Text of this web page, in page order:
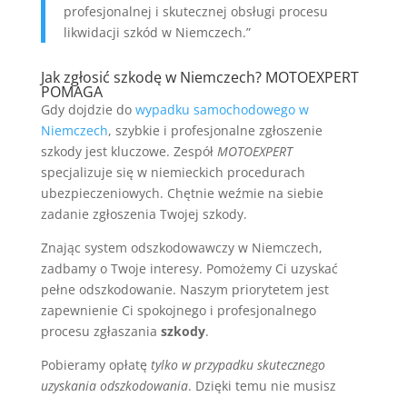
profesjonalnej i skutecznej obsługi procesu
likwidacji szkód w Niemczech.”
Jak zgłosić szkodę w Niemczech? MOTOEXPERT
POMAGA
Gdy dojdzie do wypadku samochodowego w
Niemczech, szybkie i profesjonalne zgłoszenie
szkody jest kluczowe. Zespół MOTOEXPERT
specjalizuje się w niemieckich procedurach
ubezpieczeniowych. Chętnie weźmie na siebie
zadanie zgłoszenia Twojej szkody.
Znając system odszkodowawczy w Niemczech,
zadbamy o Twoje interesy. Pomożemy Ci uzyskać
pełne odszkodowanie. Naszym priorytetem jest
zapewnienie Ci spokojnego i profesjonalnego
procesu zgłaszania szkody.
Pobieramy opłatę tylko w przypadku skutecznego
uzyskania odszkodowania. Dzięki temu nie musisz